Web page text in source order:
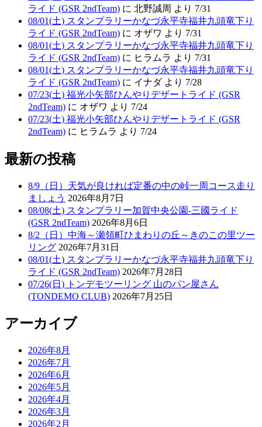
ライド (GSR 2ndTeam) に 北野誠周 より 7/31
08/01(土) スタンプラリーかなづ永平寺福井九頭竜下り
ライド (GSR 2ndTeam) に オザワ より 7/31
08/01(土) スタンプラリーかなづ永平寺福井九頭竜下り
ライド (GSR 2ndTeam) に ヒラムラ より 7/31
08/01(土) スタンプラリーかなづ永平寺福井九頭竜下り
ライド (GSR 2ndTeam) に イナダ より 7/28
07/23(土) 福光小矢部ひんやりデザートライド (GSR
2ndTeam) に オザワ より 7/24
07/23(土) 福光小矢部ひんやりデザートライド (GSR
2ndTeam) に ヒラムラ より 7/24
最新の投稿
8/9（日）天気が良ければ定番の中の峠一周コース走り
ましょう 2026年8月7日
08/08(土) スタンプラリー加賀中央公園-三國ライド
(GSR 2ndTeam) 2026年8月6日
8/2（日）中海～瀬領町ひまわりの丘～きのこの里ツー
リング 2026年7月31日
08/01(土) スタンプラリーかなづ永平寺福井九頭竜下り
ライド (GSR 2ndTeam) 2026年7月28日
07/26(日) トンデモツーリング 山のパン屋さん
(TONDEMO CLUB) 2026年7月25日
アーカイブ
2026年8月
2026年7月
2026年6月
2026年5月
2026年4月
2026年3月
2026年2月